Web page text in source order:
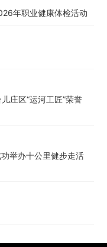
年职业健康体检活动
庄区“运河工匠”荣誉